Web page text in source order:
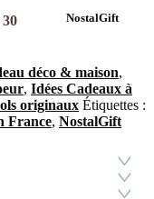
NostalGift
déco & maison,
, Idées Cadeaux à
originaux Étiquettes :
France, NostalGift